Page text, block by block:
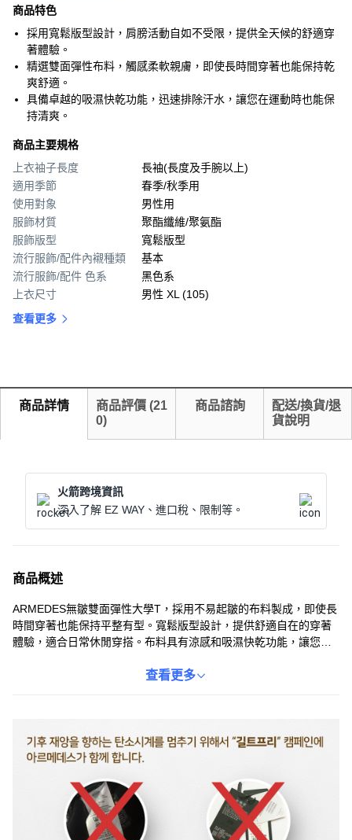
商品特色
採用寬鬆版型設計，肩膀活動自如不受限，提供全天候的舒適穿
著體驗。
精選雙面彈性布料，觸感柔軟親膚，即使長時間穿著也能保持乾
爽舒適。
具備卓越的吸濕快乾功能，迅速排除汗水，讓您在運動時也能保
持清爽。
商品主要規格
上衣袖子長度
長袖(長度及手腕以上)
適用季節
春季/秋季用
使用對象
男性用
服飾材質
聚酯纖維/聚氨酯
服飾版型
寬鬆版型
流行服飾/配件內襯種類
基本
流行服飾/配件 色系
黑色系
上衣尺寸
男性 XL (105)
查看更多
商品詳情 商品評價 (21
0)
商品諮詢
配送/換貨/退
貨說明
火箭跨境資訊
深入了解 EZ WAY、進口稅、限制等。
商品概述
ARMEDES無皺雙面彈性大學T，採用不易起皺的布料製成，即使長
時間穿著也能保持平整有型。寬鬆版型設計，提供舒適自在的穿著
體驗，適合日常休閒穿搭。布料具有涼感和吸濕快乾功能，讓您在
用，不易鬆脫。無論是運動還是日常穿搭，都是您的理想選擇。
查看更多